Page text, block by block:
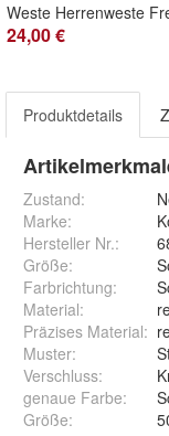
24,00 €
Produktdetails
Zustand:
Marke:
Hersteller Nr.:
Größe:
Farbrichtung:
Material:
Präzises Material:
Muster:
Verschluss:
genaue Farbe:
Größe: